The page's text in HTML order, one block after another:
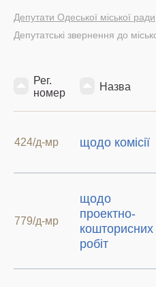
Депутати Одеської міської ради
Депутатські звернення до
Рег.
номер
Назва
424/д-мр щодо комісії
779/д-мр
щодо
проектно-
кошторисних
робіт